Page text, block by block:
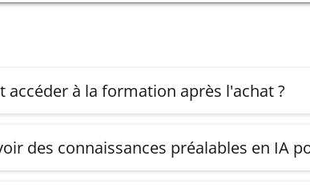
accéder à la formation après l'achat ?
effectué, vous allez recevoir un mail de
des connaissances préalables en IA
Il y a un module complet pour acquérir les bases